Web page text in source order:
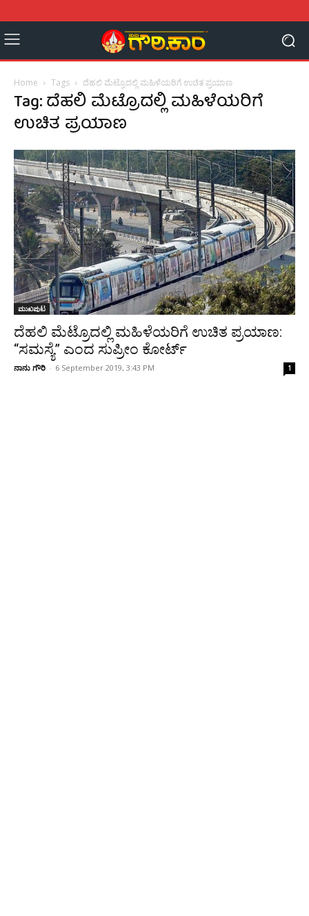
Home Tags ದೆಹಲಿ ಮೆಟ್ರೊದಲ್ಲಿ ಮಹಿಳೆಯರಿಗೆ ಉಚಿತ ಪ್ರಯಾಣ
Tag: ದೆಹಲಿ ಮೆಟ್ರೊದಲ್ಲಿ ಮಹಿಳೆಯರಿಗೆ
ಉಚಿತ ಪ್ರಯಾಣ
ಮುಖಪುಟ
ದೆಹಲಿ ಮೆಟ್ರೊದಲ್ಲಿ ಮಹಿಳೆಯರಿಗೆ ಉಚಿತ ಪ್ರಯಾಣ:
“ಸಮಸ್ಯೆ” ಎಂದ ಸುಪ್ರೀಂ ಕೋರ್ಟ್
ನಾನು ಗೌರಿ - 6 September 2019, 3:43 PM 1